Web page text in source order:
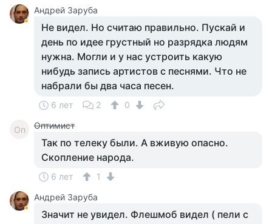
Андрей Заруба
Не видел. Но считаю правильно. Пускай и
день по идее грустный но разрядка людям
нужна. Могли и у нас устроить какую
нибудь запись артистов с песнями. Что не
набрали бы два часа песен.
6 лет 2 0
Оп Оптимист
Так по телеку были. А вживую опасно.
Скопление народа.
6 лет
1
Андрей Заруба
Значит не увидел. Флешмоб видел ( пели с